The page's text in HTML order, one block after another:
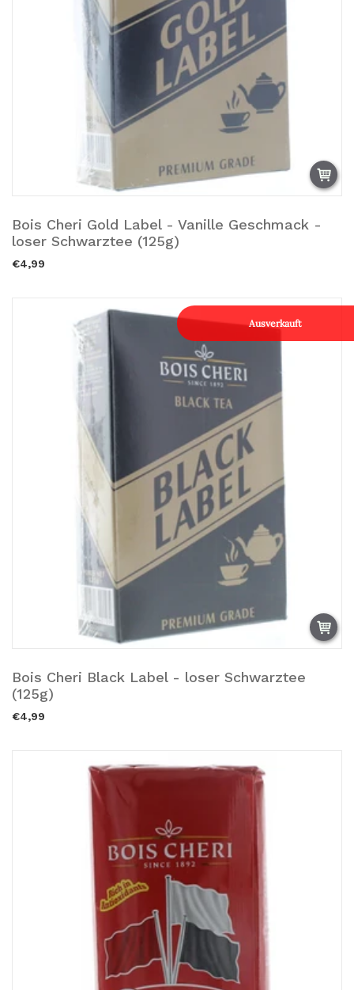
Bois Cheri Gold Label - Vanille Geschmack -
loser Schwarztee (125g)
Zum Warenkorb hinzufügen.
€4,99
Ausverkauft
Bois Cheri Black Label - loser Schwarztee
(125g)
Ausverkauft.
€4,99